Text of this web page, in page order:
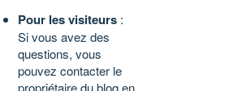
Pour les visiteurs :
Si vous avez des
questions, vous
pouvez contacter le
propriétaire du blog en